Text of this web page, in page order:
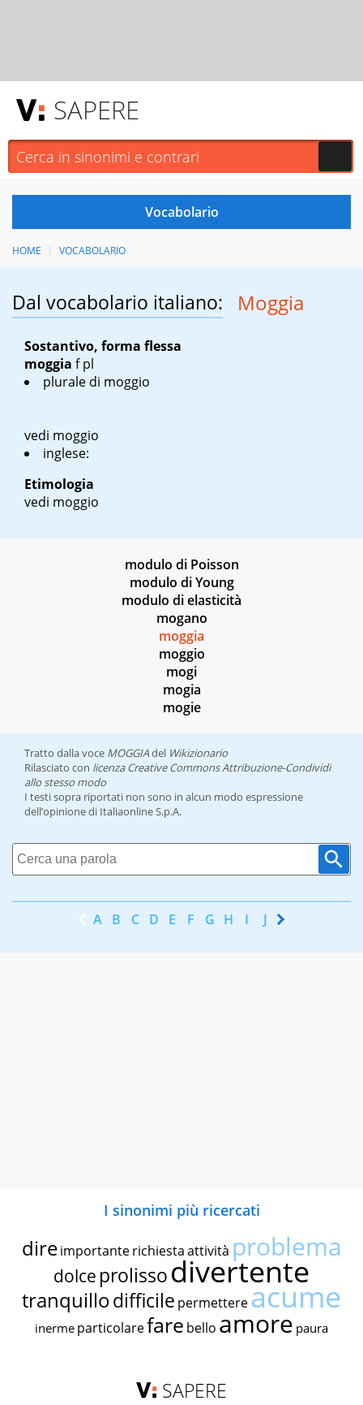
SAPERE
HOME VOCABOLARIO
Dal vocabolario italiano: Moggia
Sostantivo, forma flessa
moggia f pl
plurale di moggio
vedi moggio
inglese:
Etimologia
vedi moggio
modulo di Poisson
modulo di Young
modulo di elasticità
mogano
moggia
moggio
mogi
mogia
mogie
Tratto dalla voce MOGGIAdel Wikizionario
Rilasciato con licenza Creative Commons Attribuzione-Condividi
allo stesso modo
I testi sopra riportati non sono in alcun modo espressione
dell’opinione di Italiaonline S.p.A.
A B C D E F G H I J K
I sinonimi più ricercati
dire importante richiestaattività problema
dolce prolissodivertente
tranquillodifficile permettereacume
inerme particolarefare bello amore paura
SAPERE